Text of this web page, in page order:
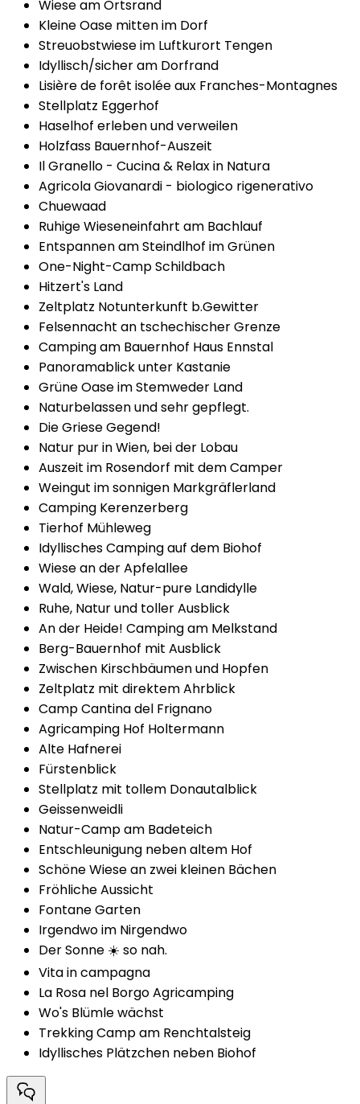
Wiese am Ortsrand
Kleine Oase mitten im Dorf
Streuobstwiese im Luftkurort Tengen
Idyllisch/sicher am Dorfrand
Lisière de forêt isolée aux Franches-Montagnes
Stellplatz Eggerhof
Haselhof erleben und verweilen
Holzfass Bauernhof-Auszeit
Il Granello - Cucina & Relax in Natura
Agricola Giovanardi - biologico rigenerativo
Chuewaad
Ruhige Wieseneinfahrt am Bachlauf
Entspannen am Steindlhof im Grünen
One-Night-Camp Schildbach
Hitzert's Land
Zeltplatz Notunterkunft b.Gewitter
Felsennacht an tschechischer Grenze
Camping am Bauernhof Haus Ennstal
Panoramablick unter Kastanie
Grüne Oase im Stemweder Land
Naturbelassen und sehr gepflegt.
Die Griese Gegend!
Natur pur in Wien, bei der Lobau
Auszeit im Rosendorf mit dem Camper
Weingut im sonnigen Markgräflerland
Camping Kerenzerberg
Tierhof Mühleweg
Idyllisches Camping auf dem Biohof
Wiese an der Apfelallee
Wald, Wiese, Natur-pure Landidylle
Ruhe, Natur und toller Ausblick
An der Heide! Camping am Melkstand
Berg-Bauernhof mit Ausblick
Zwischen Kirschbäumen und Hopfen
Zeltplatz mit direktem Ahrblick
Camp Cantina del Frignano
Agricamping Hof Holtermann
Alte Hafnerei
Fürstenblick
Stellplatz mit tollem Donautalblick
Geissenweidli
Natur-Camp am Badeteich
Entschleunigung neben altem Hof
Schöne Wiese an zwei kleinen Bächen
Fröhliche Aussicht
Fontane Garten
Irgendwo im Nirgendwo
Der Sonne ☀️ so nah.
Vita in campagna
La Rosa nel Borgo Agricamping
Wo's Blümle wächst
Trekking Camp am Renchtalsteig
Idyllisches Plätzchen neben Biohof